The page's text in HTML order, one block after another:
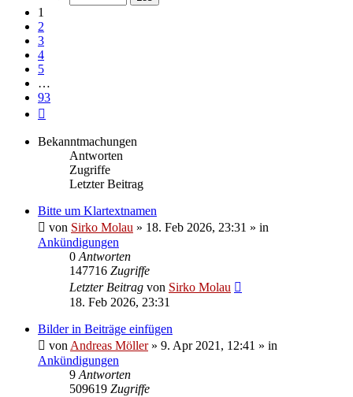
1
2
3
4
5
…
93
Bekanntmachungen
Antworten
Zugriffe
Letzter Beitrag
Bitte um Klartextnamen
von Sirko Molau » 18. Feb 2026, 23:31 » in
Ankündigungen
0 Antworten
147716 Zugriffe
Letzter Beitrag von Sirko Molau
18. Feb 2026, 23:31
Bilder in Beiträge einfügen
von Andreas Möller» 9. Apr 2021, 12:41 » in
Ankündigungen
9 Antworten
509619 Zugriffe